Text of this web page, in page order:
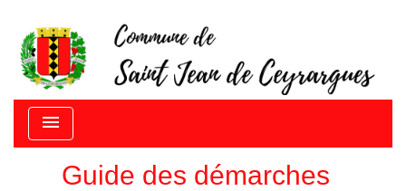
menu
Guide des démarches